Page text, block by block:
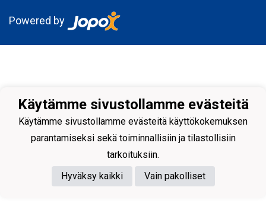
Powered by
Käytämme sivustollamme evästeitä
Käytämme sivustollamme evästeitä käyttökokemuksen
parantamiseksi sekä toiminnallisiin ja tilastollisiin
tarkoituksiin.
Hyväksy kaikki
Vain pakolliset